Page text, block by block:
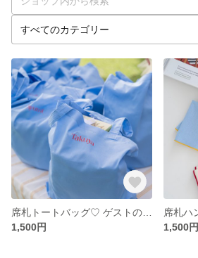
1,500円
1,500円